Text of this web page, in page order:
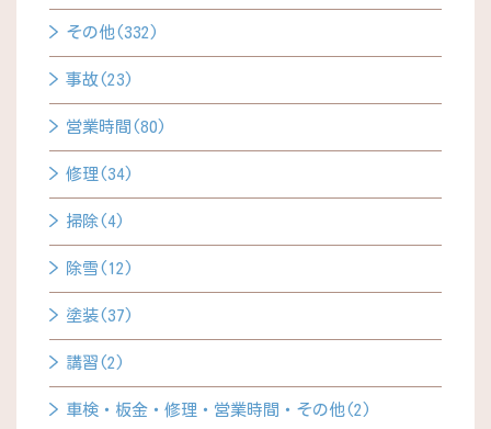
その他(332)
事故(23)
営業時間(80)
修理(34)
掃除(4)
除雪(12)
塗装(37)
講習(2)
車検・板金・修理・営業時間・その他(2)